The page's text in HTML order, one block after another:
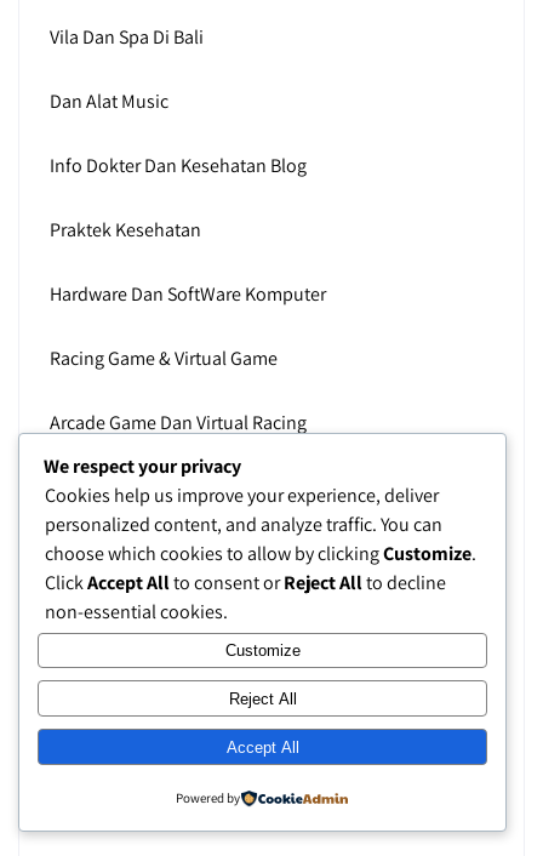
Vila Dan Spa Di Bali
Dan Alat Music
Info Dokter Dan Kesehatan Blog
Praktek Kesehatan
Hardware Dan SoftWare Komputer
Racing Game & Virtual Game
Arcade Game Dan Virtual Racing
Perternakan Blog
Liburan Dengan Spot Salju Terbaik
Belajar Mengenal Bisnis
Local Blog
Pengetahuan Dan Ilmu Pengetahuan
We respect your privacy
Cookies help us improve your experience, deliver
personalized content, and analyze traffic. You can
choose which cookies to allow by clickingCustomize.
ClickAccept Allto consent orReject Allto decline
non-essential cookies.
Customize
Reject All
Accept All
Powered by